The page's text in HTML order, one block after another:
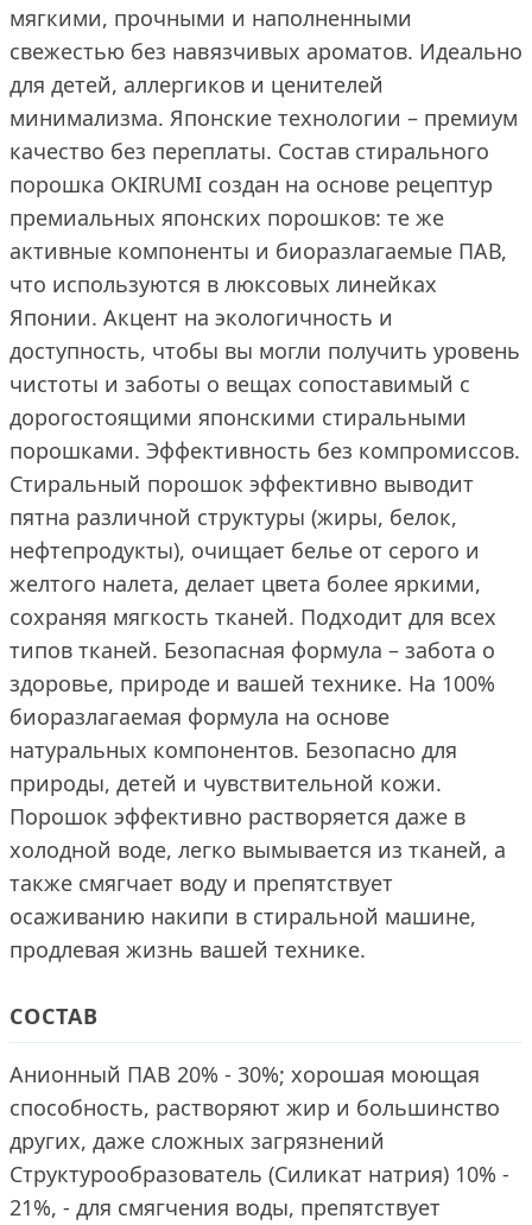
мягкими, прочными и наполненными
свежестью без навязчивых ароматов. Идеально
для детей, аллергиков и ценителей
минимализма. Японские технологии – премиум
качество без переплаты. Состав стирального
порошка OKIRUMI создан на основе рецептур
премиальных японских порошков: те же
активные компоненты и биоразлагаемые ПАВ,
что используются в люксовых линейках
Японии. Акцент на экологичность и
доступность, чтобы вы могли получить уровень
чистоты и заботы о вещах сопоставимый с
дорогостоящими японскими стиральными
порошками. Эффективность без компромиссов.
Стиральный порошок эффективно выводит
пятна различной структуры (жиры, белок,
нефтепродукты), очищает белье от серого и
желтого налета, делает цвета более яркими,
сохраняя мягкость тканей. Подходит для всех
типов тканей. Безопасная формула – забота о
здоровье, природе и вашей технике. На 100%
биоразлагаемая формула на основе
натуральных компонентов. Безопасно для
природы, детей и чувствительной кожи.
Порошок эффективно растворяется даже в
холодной воде, легко вымывается из тканей, а
также смягчает воду и препятствует
осаживанию накипи в стиральной машине,
продлевая жизнь вашей технике.
СОСТАВ
Анионный ПАВ 20% - 30%; хорошая моющая
способность, растворяют жир и большинство
других, даже сложных загрязнений
Структурообразователь (Силикат натрия) 10% -
21%, - для смягчения воды, препятствует